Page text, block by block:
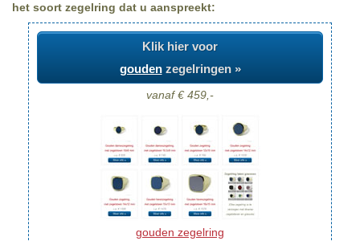
het soort zegelring dat u aanspreekt:
Klik hier voor
goudenzegelringen »
vanaf € 459,-
gouden zegelring